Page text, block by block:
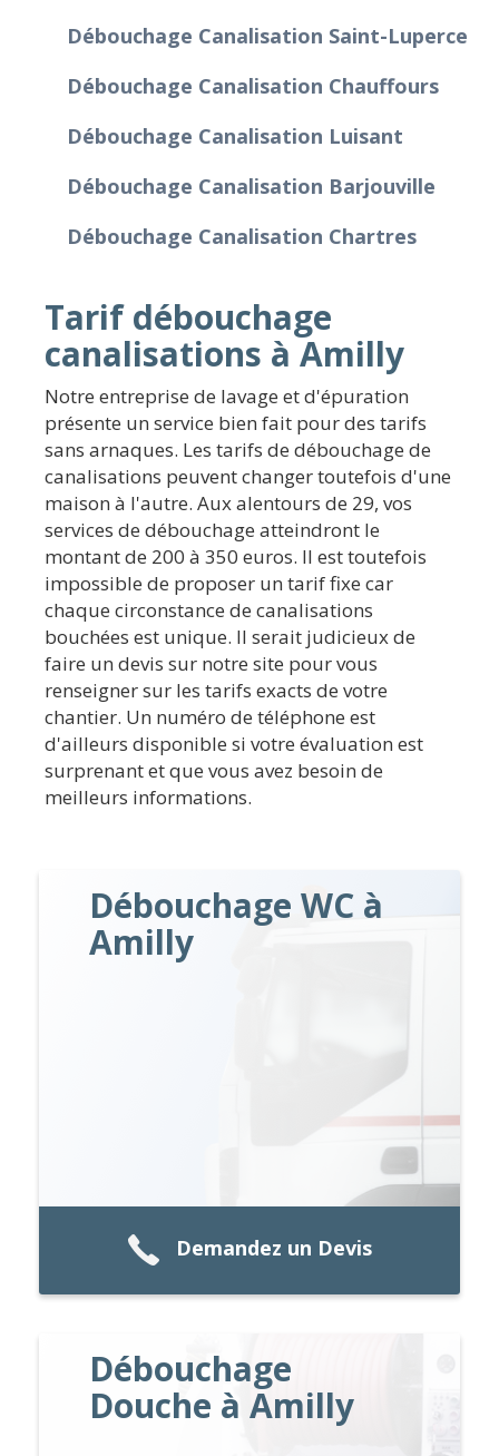
Débouchage Canalisation Saint-Luperce
Débouchage Canalisation Chauffours
Débouchage Canalisation Luisant
Débouchage Canalisation Barjouville
Débouchage Canalisation Chartres
Tarif débouchage
canalisations à Amilly
Notre entreprise de lavage et d'épuration
présente un service bien fait pour des tarifs
sans arnaques. Les tarifs de débouchage de
canalisations peuvent changer toutefois d'une
maison à l'autre. Aux alentours de 29, vos
services de débouchage atteindront le
montant de 200 à 350 euros. Il est toutefois
impossible de proposer un tarif fixe car
chaque circonstance de canalisations
bouchées est unique. Il serait judicieux de
faire un devis sur notre site pour vous
renseigner sur les tarifs exacts de votre
chantier. Un numéro de téléphone est
d'ailleurs disponible si votre évaluation est
surprenant et que vous avez besoin de
meilleurs informations.
Débouchage WC à
Amilly
Demandez un Devis
Débouchage
Douche à Amilly